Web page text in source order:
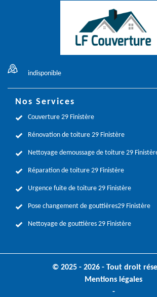
indisponible
Nos Services
Couverture 29 Finistère
Rénovation de toiture 29 Finistère
Nettoyage demoussage de toiture 29
Réparation de toiture 29 Finistère
Urgence fuite de toiture 29 Finistère
Pose changement de gouttières29 Finistère
Nettoyage de gouttières 29 Finistère
© 2025 - 2026 - Tout droit
Mentions légales
-